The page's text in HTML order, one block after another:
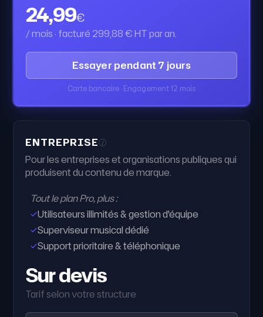
24,99€
/ mois · facturé 299,88 € HT par an.
Essayer pendant 7 jours
Carte bancaire · Engagement 12 mois
ENTREPRISE i
Pour les entreprises et organisations publiques qui
produisent du contenu de marque.
Tout le plan Pro, plus :
Utilisateurs illimités & gestion d'équipe
Superviseur musical dédié
Support prioritaire & téléphonique
Sur devis
Tarif selon votre structure